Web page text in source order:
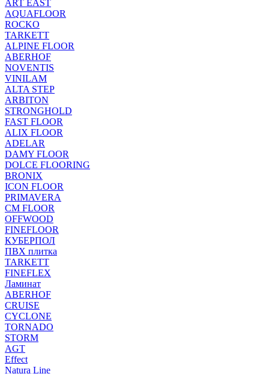
ART EAST
AQUAFLOOR
ROCKO
TARKETT
ALPINE FLOOR
ABERHOF
NOVENTIS
VINILAM
ALTA STEP
ARBITON
STRONGHOLD
FAST FLOOR
ALIX FLOOR
ADELAR
DAMY FLOOR
DOLCE FLOORING
BRONIX
ICON FLOOR
PRIMAVERA
CM FLOOR
OFFWOOD
FINEFLOOR
КУБЕРПОЛ
ПВХ плитка
TARKETT
FINEFLEX
Ламинат
ABERHOF
CRUISE
CYCLONE
TORNADO
STORM
AGT
Effect
Natura Line